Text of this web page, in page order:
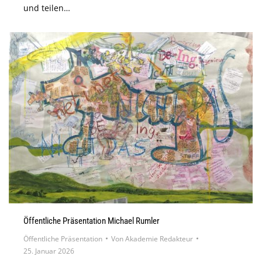
und teilen…
Öffentliche Präsentation Michael Rumler
Öffentliche Präsentation VonAkademie Redakteur
25. Januar 2026